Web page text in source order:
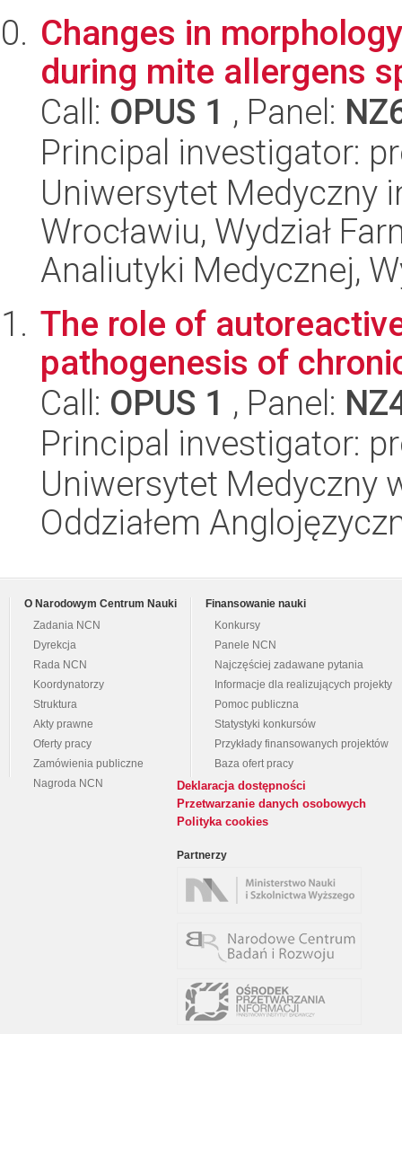
Changes in
during mite allergens
Call: OPUS 1 , Panel:
Principal investigator:
Uniwersytet Medyczny
Wrocławiu, Wydział
Analiutyki Medycznej,
The role of
pathogenesis of
Call: OPUS 1 , Panel:
Principal investigator:
Uniwersytet Medyczny
Oddziałem
O Narodowym Centrum Nauki
Zadania NCN
Dyrekcja
Rada NCN
Koordynatorzy
Struktura
Akty prawne
Oferty pracy
Zamówienia publiczne
Nagroda NCN
Finansowanie nauki
Konkursy
Panele NCN
Najczęściej zadawane pytania
Informacje dla realizujących projekty
Pomoc publiczna
Statystyki konkursów
Przykłady finansowanych projektów
Baza ofert pracy
Deklaracja dostępności
Przetwarzanie danych osobowych
Polityka cookies
Partnerzy